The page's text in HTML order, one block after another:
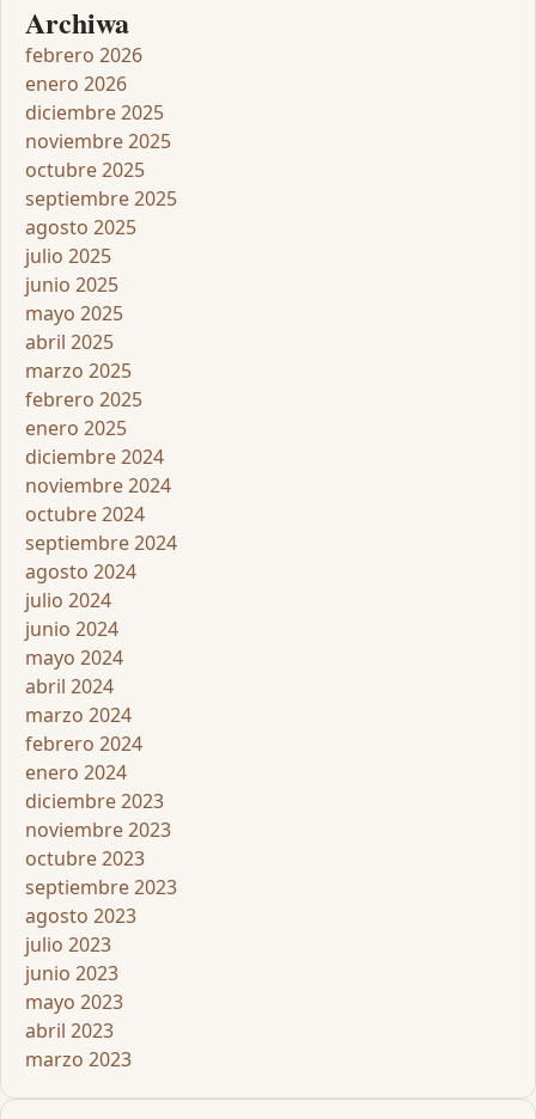
Archiwa
febrero 2026
enero 2026
diciembre 2025
noviembre 2025
octubre 2025
septiembre 2025
agosto 2025
julio 2025
junio 2025
mayo 2025
abril 2025
marzo 2025
febrero 2025
enero 2025
diciembre 2024
noviembre 2024
octubre 2024
septiembre 2024
agosto 2024
julio 2024
junio 2024
mayo 2024
abril 2024
marzo 2024
febrero 2024
enero 2024
diciembre 2023
noviembre 2023
octubre 2023
septiembre 2023
agosto 2023
julio 2023
junio 2023
mayo 2023
abril 2023
marzo 2023